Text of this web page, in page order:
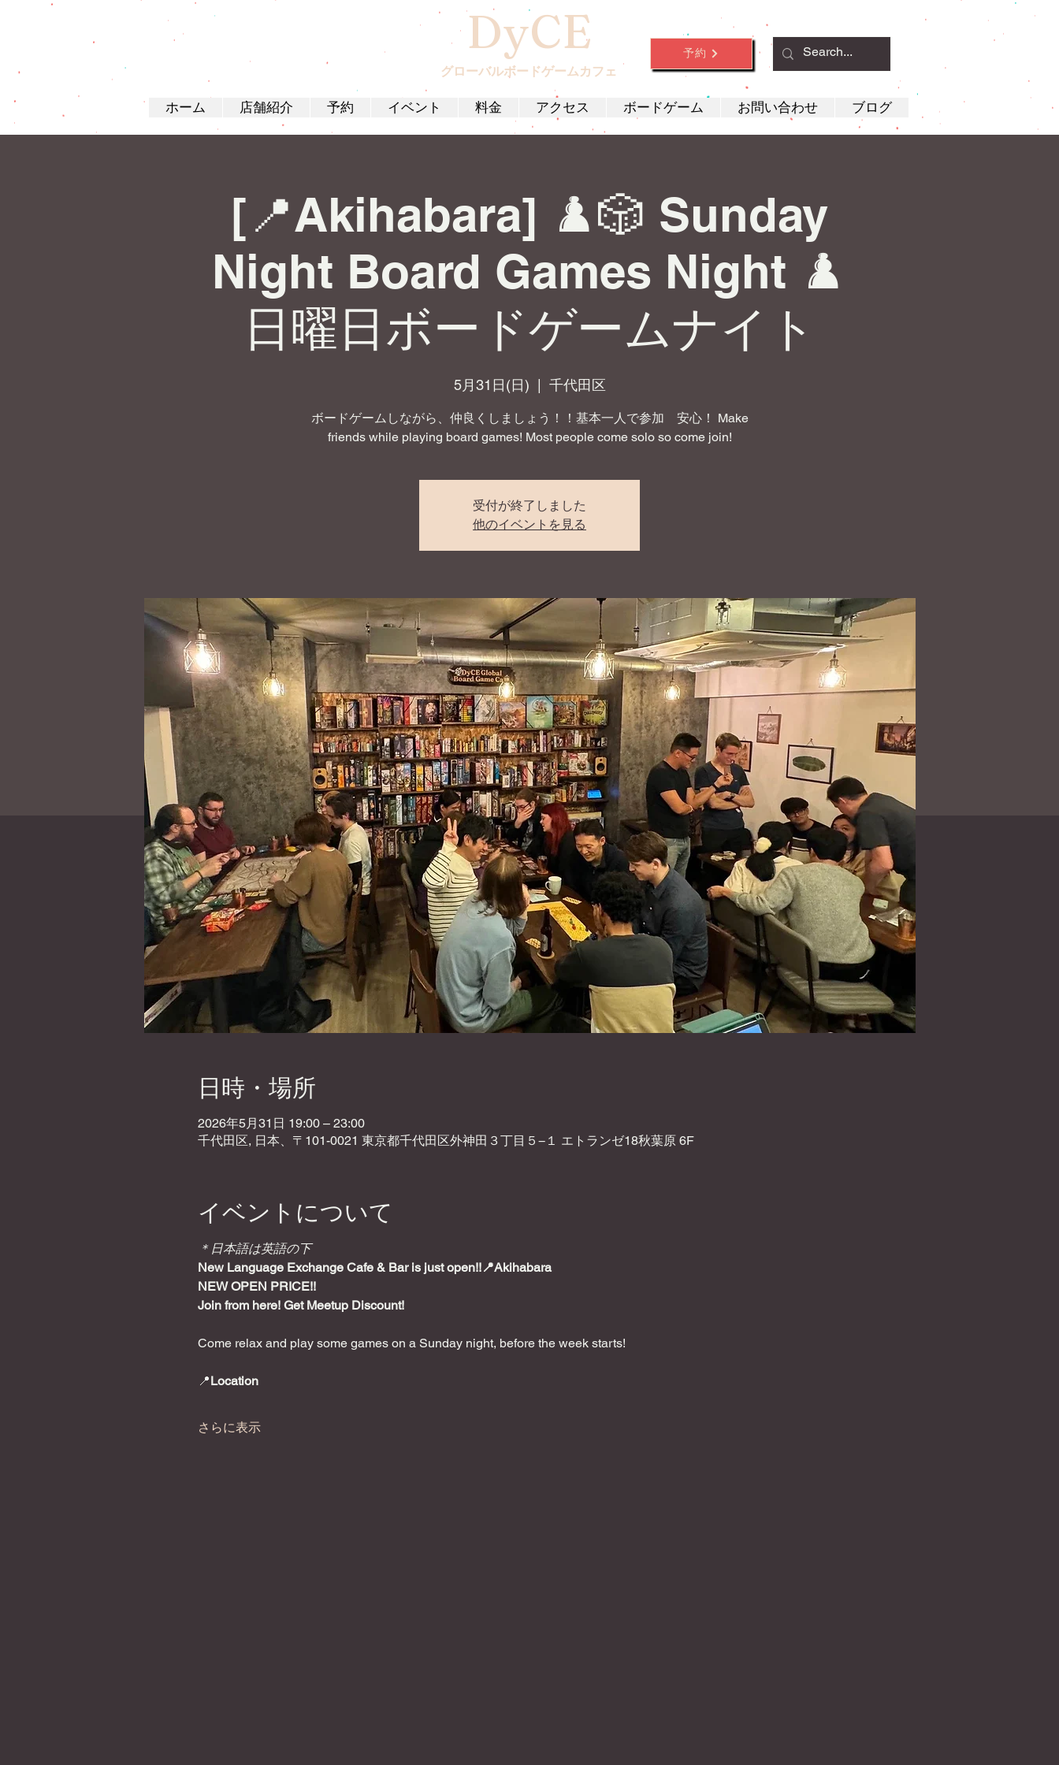
DyCE
グローバルボードゲームカフェ
予約
ホーム 店舗紹介 予約 イベント 料金 アクセス ボードゲーム お問い合わせ ブログ
[📍Akihabara] ♟️🎲 Sunday
Night Board Games Night ♟️
日曜日ボードゲームナイト
5月31日(日) 千代田区
ボードゲームしながら、仲良くしましょう！！基本一人で参加 安心！ Make
friends while playing board games! Most people come solo so come join!
受付が終了しました
他のイベントを見る
日時・場所
2026年5月31日 19:00 – 23:00
千代田区, 日本、〒101-0021 東京都千代田区外神田３丁目５−１ エトランゼ18秋葉原 6F
イベントについて
＊日本語は英語の下
New Language Exchange Cafe & Bar is just open!!📍Akihabara
NEW OPEN PRICE!!
Join from here! Get Meetup Discount!
Come relax and play some games on a Sunday night, before the week starts!
📍Location
さらに表示